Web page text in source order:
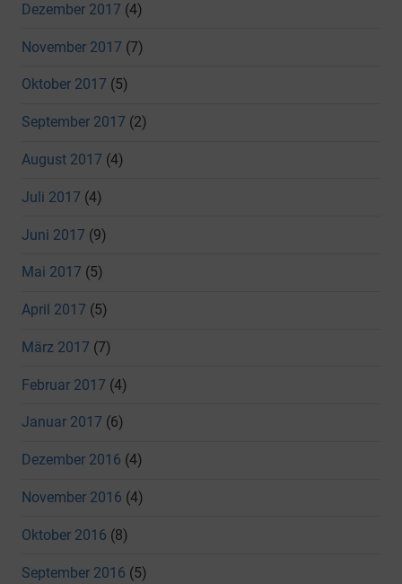
Dezember 2017 (4)
November 2017 (7)
Oktober 2017 (5)
September 2017 (2)
August 2017 (4)
Juli 2017 (4)
Juni 2017 (9)
Mai 2017 (5)
April 2017 (5)
März 2017 (7)
Februar 2017 (4)
Januar 2017 (6)
Dezember 2016 (4)
November 2016 (4)
Oktober 2016 (8)
September 2016 (5)